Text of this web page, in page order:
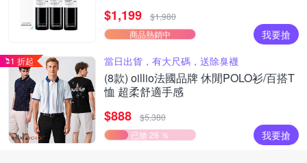
$1,199
$1,980
商品熱銷中
我要搶
1 折起 當日出貨，有大尺碼，送除臭襪
(8款) oillio法國品牌 休閒POLO衫/百搭T
恤 超柔舒適手感
$888
$5,380
已搶 26 ％
我要搶